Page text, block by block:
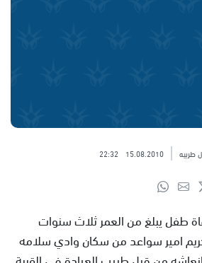
طربيه 15.08.2010
22:32
طفل يبلغ من العمر ثلاث سنوات
امير سواعد من سكان وادي سلامه